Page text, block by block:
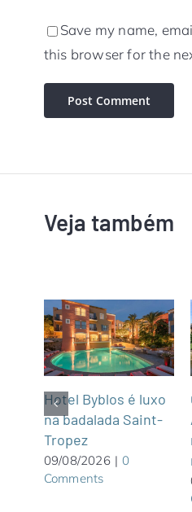
Save my name,
this browser for the
Veja também
Hotel Byblos é luxo
na badalada Saint-
Tropez
09/08/2026 | 0
Comments